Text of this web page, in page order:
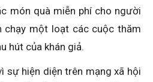
món quà miễn phí cho người
chạy một loạt các cuộc thăm
hút của khán giả.
sự hiện diện trên mạng xã hội